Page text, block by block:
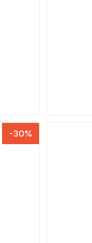
-30%